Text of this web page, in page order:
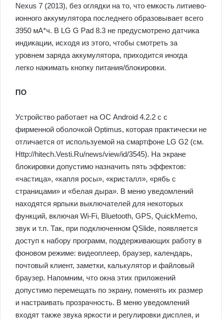
Nexus 7 (2013), без оглядки на то, что емкость литиево-
ионного аккумулятора последнего образовывает всего
3950 мА*ч. В LG G Pad 8.3 не предусмотрено датчика
индикации, исходя из этого, чтобы смотреть за
уровнем заряда аккумулятора, приходится иногда
легко нажимать кнопку питания/блокировки.
ПО
Устройство работает на ОС Android 4.2.2 с с
фирменной оболочкой Optimus, которая практически не
отличается от используемой на смартфоне LG G2 (см.
Http://hitech.Vesti.Ru/news/view/id/3545). На экране
блокировки допустимо назначить пять эффектов:
«частица», «капля росы», «кристалл», «рябь с
страницами» и «белая дыра». В меню уведомлений
находятся ярлыки выключателей для некоторых
функций, включая Wi-Fi, Bluetooth, GPS, QuickMemo,
звук и т.п. Так, при подключенном QSlide, появляется
доступ к набору программ, поддерживающих работу в
фоновом режиме: видеоплеер, браузер, календарь,
почтовый клиент, заметки, калькулятор и файловый
браузер. Напомним, что окна этих приложений
допустимо перемещать по экрану, поменять их размер
и настраивать прозрачность. В меню уведомлений
входят также звука яркости и регулировки дисплея, и